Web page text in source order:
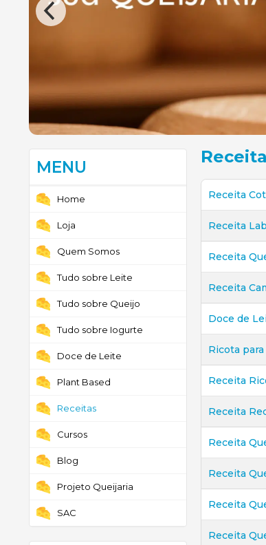
MENU
Home
Loja
Quem Somos
Tudo sobre Leite
Tudo sobre Queijo
Tudo sobre Iogurte
Doce de Leite
Plant Based
Receitas
Cursos
Blog
Projeto Queijaria
SAC
Receita
Receita
Receita
Receita
Doce de
Ricota
Receita
Receita
Receita
Receita
Receita
Receita